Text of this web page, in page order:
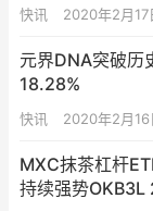
快讯 2020年2月17
元界DNA突破历
18.28%
快讯 2020年2月16
MXC抹茶杠杆
持续强势OKB3L